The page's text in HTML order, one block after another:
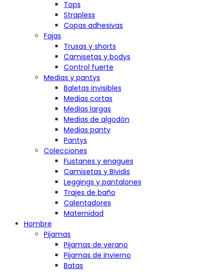
Tops
Strapless
Copas adhesivas
Fajas
Trusas y shorts
Camisetas y bodys
Control fuerte
Medias y pantys
Baletas invisibles
Medias cortas
Medias largas
Medias de algodón
Medias panty
Pantys
Colecciones
Fustanes y enagues
Camisetas y Bividis
Leggings y pantalones
Trajes de baño
Calentadores
Maternidad
Hombre
Pijamas
Pijamas de verano
Pijamas de invierno
Batas